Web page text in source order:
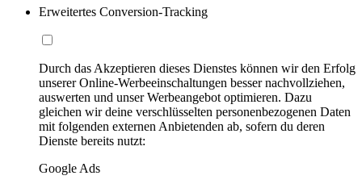
Erweitertes Conversion-Tracking
Durch das Akzeptieren dieses Dienstes können wir den Erfolg
unserer Online-Werbeeinschaltungen besser nachvollziehen,
auswerten und unser Werbeangebot optimieren. Dazu
gleichen wir deine verschlüsselten personenbezogenen Daten
mit folgenden externen Anbietenden ab, sofern du deren
Dienste bereits nutzt:
Google Ads